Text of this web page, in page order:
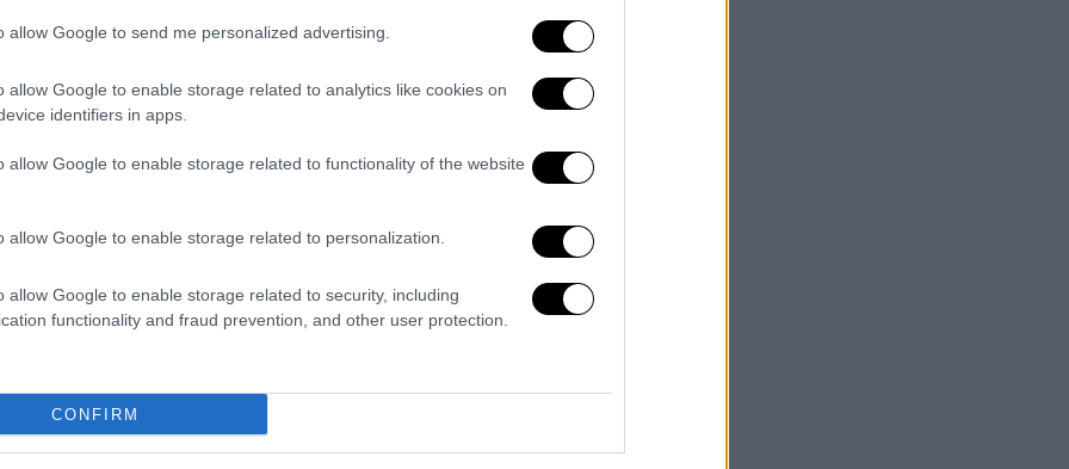
allow Google to send me personalized advertising.
allow Google to enable storage related to analytics like cookies on
identifiers in apps.
allow Google to enable storage related to functionality of the website
allow Google to enable storage related to personalization.
allow Google to enable storage related to security, including
functionality and fraud prevention, and other user protection.
CONFIRM
Επιστολή εργαζομένων της ΕΡΤ:
Ακυβέρνητο καράβι η κρατική
τηλεόραση
«Η ΕΡΤ γίνεται καθημερινά περίγελος
της κοινωνίας», τονίζει στην
ανακοίνωσή της η Ένωση
τους διαδηλωτές έξω από την
κρατική τηλεόραση